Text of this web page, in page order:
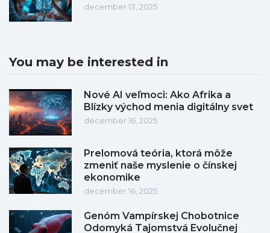
december 13, 2025
You may be interested in
Nové AI veľmoci: Ako Afrika a
Blízky východ menia digitálny svet
december 16, 2025
Prelomová teória, ktorá môže
zmeniť naše myslenie o čínskej
ekonomike
december 16, 2025
Genóm Vampírskej Chobotnice
Odomyká Tajomstvá Evolučnej